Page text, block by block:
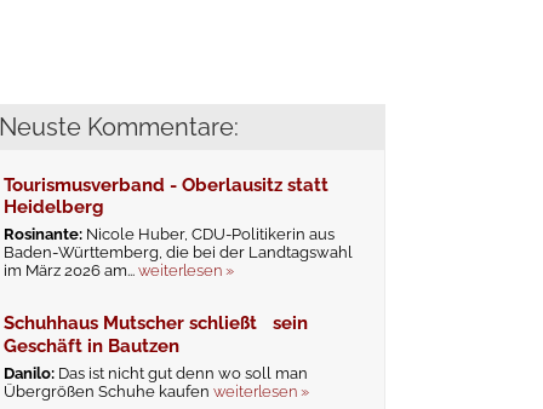
Neuste Kommentare:
Tourismusverband - Oberlausitz statt
Heidelberg
Rosinante: Nicole Huber, CDU-Politikerin aus
Baden-Württemberg, die bei der Landtagswahl
im März 2026 am...weiterlesen »
Schuhhaus Mutscher schließt sein
Geschäft in Bautzen
Danilo: Das ist nicht gut denn wo soll man
Übergrößen Schuhe kaufenweiterlesen »